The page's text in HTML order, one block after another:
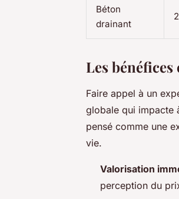
Béton
drainant
Les
Faire appel à un
globale qui impacte
pensé comme une
vie.
Valorisation
perception du